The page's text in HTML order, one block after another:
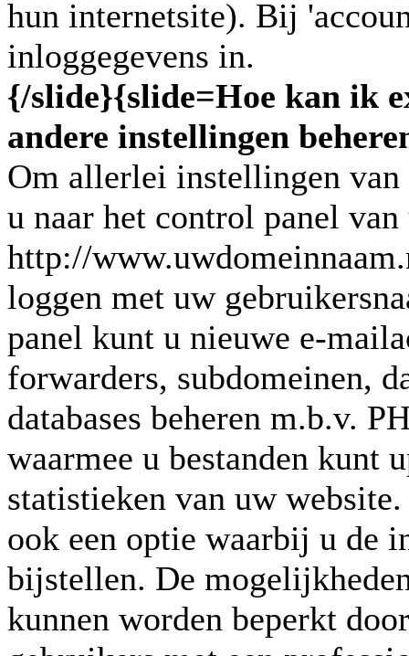
hun internetsite). Bij
inloggegevens in.
{/slide}{slide=Hoe kan ik
andere instellingen
Om allerlei instellingen van
u naar het control panel
http://
loggen met uw
panel kunt u nieuwe e-
forwarders, subdomeinen,
databases beheren m.b.v.
waarmee u bestanden kunt
statistieken van uw
ook een optie waarbij u de
bijstellen. De
kunnen worden beperkt